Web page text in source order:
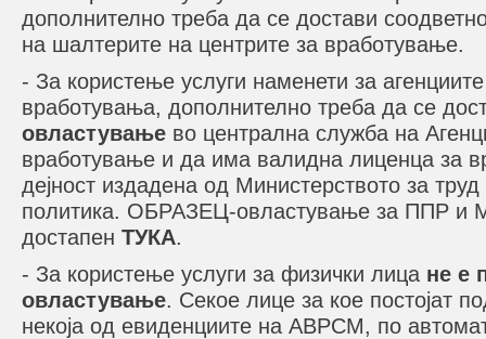
дополнително треба да се достави
на шалтерите на центрите за вработување.
- За користење услуги наменети за
вработувања, дополнително треба да се
овластување во централна служба на
вработување и да има валидна лиценца за
дејност издадена од Министерството за труд
политика. ОБРАЗЕЦ-овластување за ППР и
достапен ТУКА.
- За користење услуги за физички лица не е
овластување. Секое лице за кое постојат
некоја од евиденциите на АВРСМ, по